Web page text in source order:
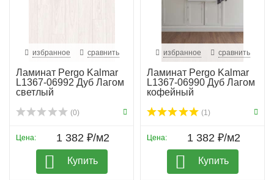
избранное сравнить
Ламинат Pergo Kalmar
L1367-06992 Дуб Лагом
светлый
(0)
Цена: 1 382 ₽/м2
Купить
избранное сравнить
Ламинат Pergo Kalmar
L1367-06990 Дуб Лагом
кофейный
(1)
Цена: 1 382 ₽/м2
Купить